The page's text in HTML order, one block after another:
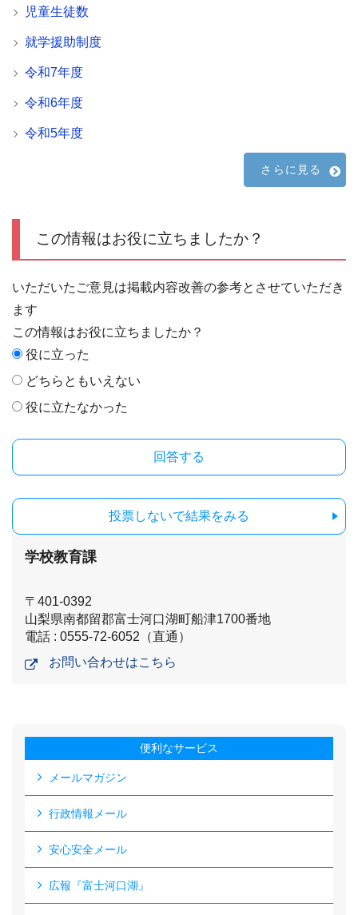
児童生徒数
就学援助制度
令和7年度
令和6年度
令和5年度
さらに見る
この情報はお役に立ちましたか？
いただいたご意見は掲載内容改善の参考とさせていただき
ます
この情報はお役に立ちましたか？
役に立った
どちらともいえない
役に立たなかった
投票しないで結果をみる
学校教育課
〒401-0392
山梨県南都留郡富士河口湖町船津1700番地
電話 : 0555-72-6052（直通）
お問い合わせはこちら
便利なサービス
メールマガジン
行政情報メール
安心安全メール
広報『富士河口湖』